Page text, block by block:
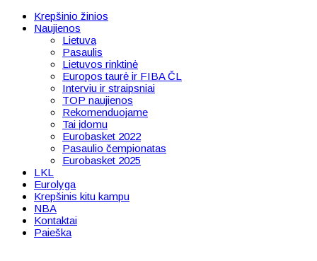
Krepšinio žinios
Naujienos
Lietuva
Pasaulis
Lietuvos rinktinė
Europos taurė ir FIBA ČL
Interviu ir straipsniai
TOP naujienos
Rekomenduojame
Tai įdomu
Eurobasket 2022
Pasaulio čempionatas
Eurobasket 2025
LKL
Eurolyga
Krepšinis kitu kampu
NBA
Kontaktai
Paieška